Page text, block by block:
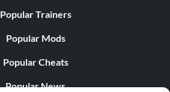
Popular Trainers
Popular Mods
Popular Cheats
Popular News